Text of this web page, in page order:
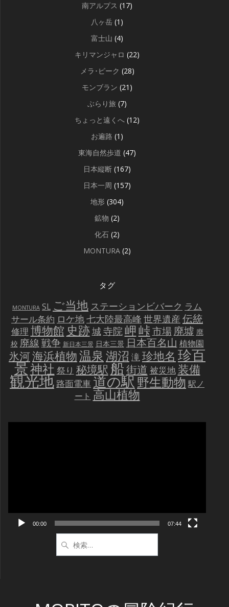
南アルプス (17)
八ヶ岳 (1)
富士山 (4)
キリマンジャロ (22)
メラ･ピーク (28)
モンブラン (21)
ぶらり旅 (7)
ちょっと遠くへ (12)
お遍路 (1)
東海自然歩道 (47)
日本縦断 (167)
日本一周 (157)
地形 (304)
鉱物 (2)
化石 (2)
MONTURA (2)
タグ
MONTURA SL ご当地 ステーションビバーク ラム
サール条約 ロケ地七大陸最高峰 世界遺産 伝統
修理 博物館 史跡城寺院岬峠市場 廃墟 廃
校 廃線戦争 新日本三景 日本三景 日本百名山 植物園
氷河海浜植物温泉湖沼 滝珍地名 珍百
景神社 祭り 秘境駅船街道 被災地 装備
観光地 路面電車道の駅野生動物 駅ノ
ート 高山植物
00:00 07:44
索: